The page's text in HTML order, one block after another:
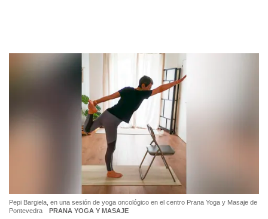
Pepi Bargiela, en una sesión de yoga oncológico en el centro Prana Yoga y Masaje de
Pontevedra
PRANA YOGA Y MASAJE